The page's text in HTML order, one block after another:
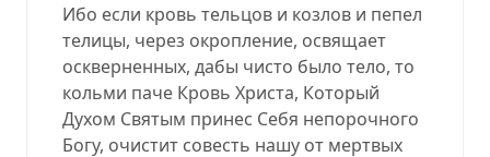
Ибо если кровь тельцов и козлов и пепел
телицы, через окропление, освящает
оскверненных, дабы чисто было тело, то
кольми паче Кровь Христа, Который
Духом Святым принес Себя непорочного
Богу, очистит совесть нашу от мертвых